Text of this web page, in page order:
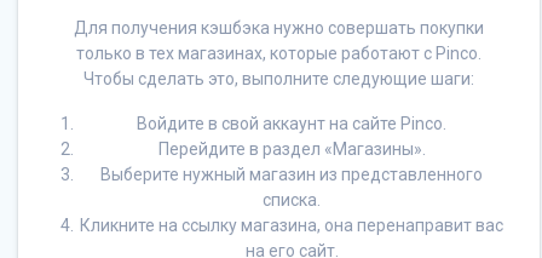
Для получения кэшбэка нужно совершать покупки
только в тех магазинах, которые работают с Pinco.
Чтобы сделать это, выполните следующие шаги:
Войдите в свой аккаунт на сайте Pinco.
Перейдите в раздел «Магазины».
Выберите нужный магазин из представленного
списка.
Кликните на ссылку магазина, она перенаправит вас
на его сайт.